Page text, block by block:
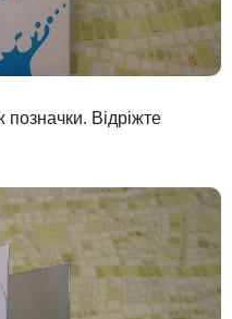
позначки. Відріжте